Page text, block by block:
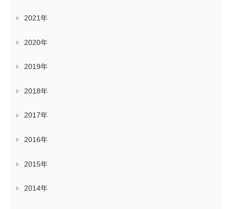
2021年
2020年
2019年
2018年
2017年
2016年
2015年
2014年